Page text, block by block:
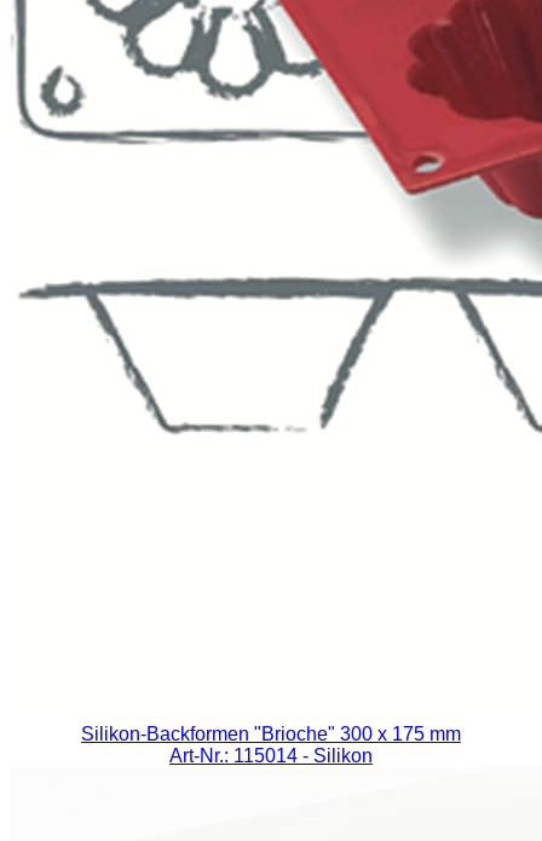
Silikon-Backformen "Brioche" 300 x 175 mm
Art-Nr.: 115014 - Silikon